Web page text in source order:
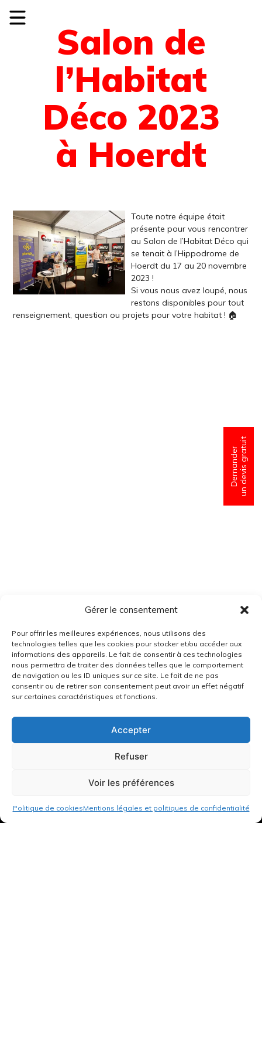
Gérer le consentement
Pour offrir les meilleures expériences, nous utilisons des
technologies telles que les cookies pour stocker et/ou accéder aux
informations des appareils. Le fait de consentir à ces technologies
nous permettra de traiter des données telles que le comportement
de navigation ou les ID uniques sur ce site. Le fait de ne pas
consentir ou de retirer son consentement peut avoir un effet négatif
sur certaines caractéristiques et fonctions.
Accepter
Refuser
Voir les préférences
Politique de cookiesMentions légales et politiques de confidentialité
Demanderun devis gratuit
Salon de
l’Habitat
Déco 2023
à Hoerdt
Toute notre équipe était
présente pour vous rencontrer
au Salon de l’Habitat Déco qui
se tenait à l’Hippodrome de
Hoerdt du 17 au 20 novembre
2023 !
Si vous nous avez loupé, nous
restons disponibles pour tout
renseignement, question ou projets pour votre habitat ! 🏠